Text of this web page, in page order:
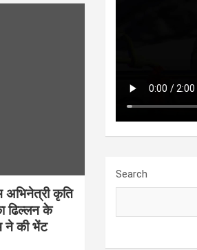
अभिनेत्री कृति
ढिल्लन के
ने की भेंट
Search